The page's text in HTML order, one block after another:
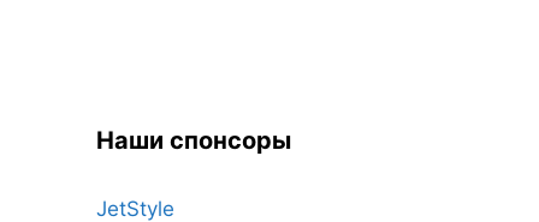
Наши спонсоры
JetStyle